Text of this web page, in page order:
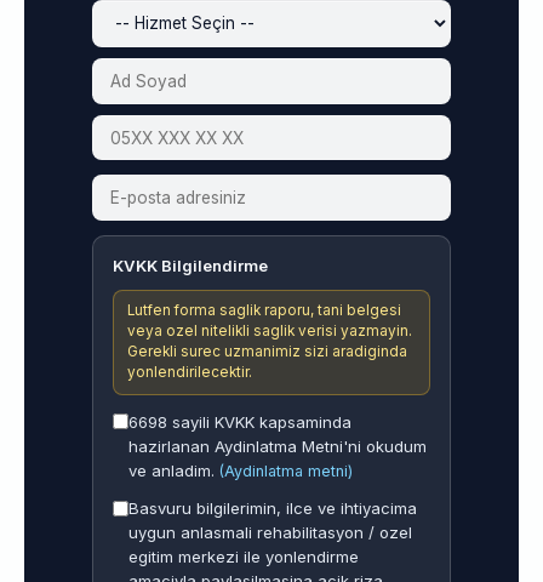
KVKK Bilgilendirme
Lutfen forma saglik raporu, tani belgesi
veya ozel nitelikli saglik verisi yazmayin.
Gerekli surec uzmanimiz sizi aradiginda
yonlendirilecektir.
6698 sayili KVKK kapsaminda
hazirlanan Aydinlatma Metni'ni okudum
ve anladim. (Aydinlatma metni)
Basvuru bilgilerimin, ilce ve ihtiyacima
uygun anlasmali rehabilitasyon / ozel
egitim merkezi ile yonlendirme